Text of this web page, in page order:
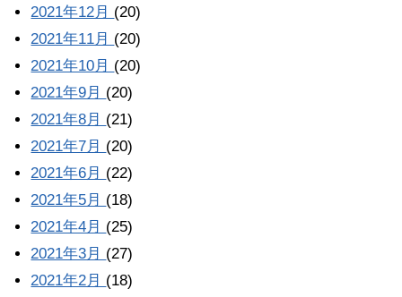
2021年12月 (20)
2021年11月 (20)
2021年10月 (20)
2021年9月 (20)
2021年8月 (21)
2021年7月 (20)
2021年6月 (22)
2021年5月 (18)
2021年4月 (25)
2021年3月 (27)
2021年2月 (18)